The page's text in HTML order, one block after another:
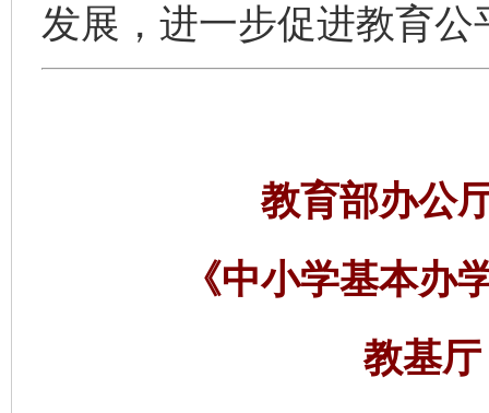
发展，进一步促进教育
教育部办公
《中小学基本办
教基